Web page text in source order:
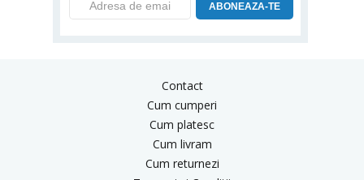
ABONEAZA-TE
Contact
Cum cumperi
Cum platesc
Cum livram
Cum returnezi